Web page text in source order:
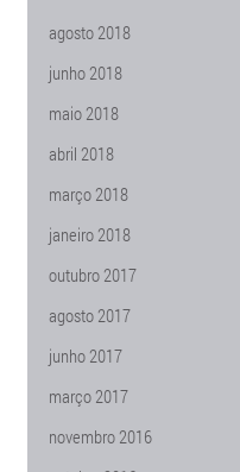
agosto 2018
junho 2018
maio 2018
abril 2018
março 2018
janeiro 2018
outubro 2017
agosto 2017
junho 2017
março 2017
novembro 2016